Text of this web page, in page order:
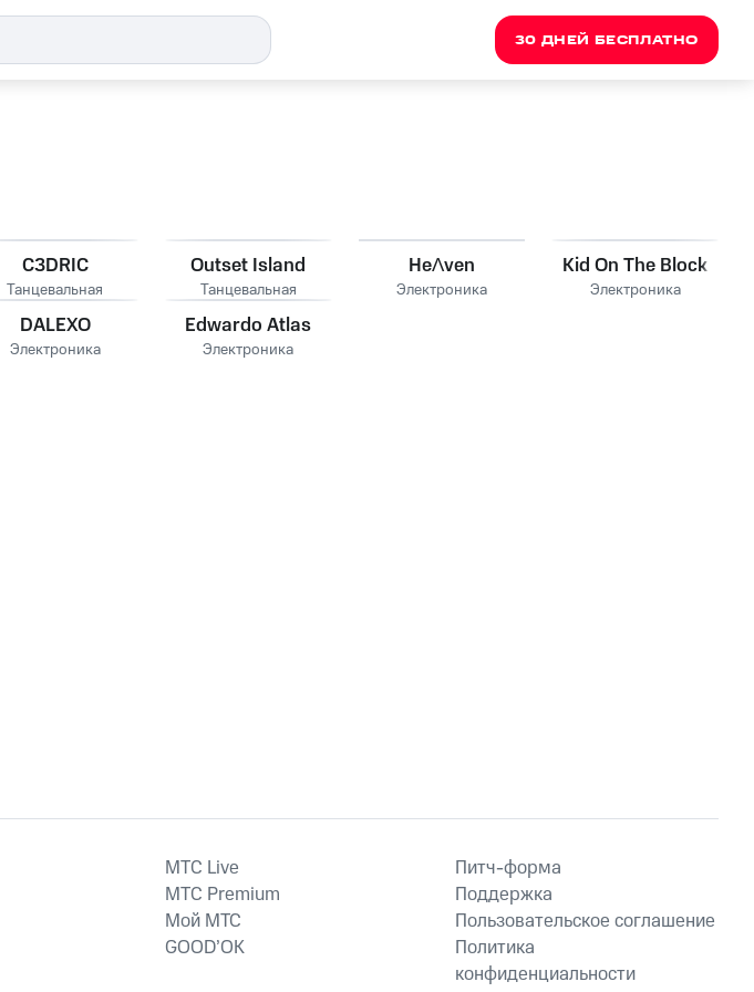
30 ДНЕЙ БЕСПЛАТНО
C3DRIC
Танцевальная
Outset Island
Танцевальная
HeɅven
Электроника
Kid On The Block
Электроника
DALEXO
Электроника
Edwardo Atlas
Электроника
MTС Live
MTС Premium
Мой МТС
GOOD’OK
Питч-форма
Поддержка
Пользовательское соглашение
Политика
конфиденциальности